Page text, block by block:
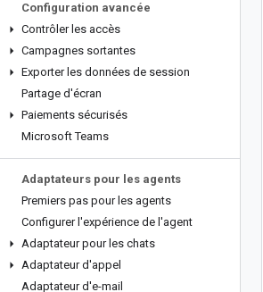
Configuration avancée
Contrôler les accès
Campagnes sortantes
Exporter les données de session
Partage d'écran
Paiements sécurisés
Microsoft Teams
Adaptateurs pour les agents
Premiers pas pour les agents
Configurer l'expérience de l'agent
Adaptateur pour les chats
Adaptateur d'appel
Adaptateur d'e-mail